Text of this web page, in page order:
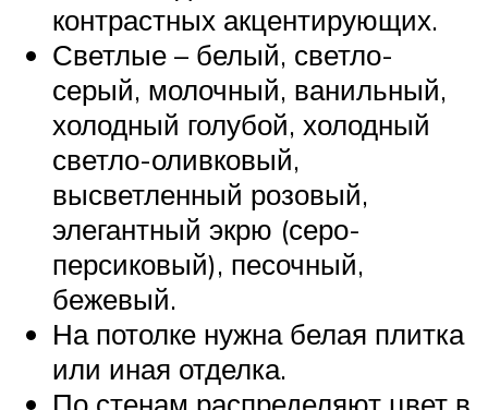
контрастных акцентирующих.
Светлые – белый, светло-
серый, молочный, ванильный,
холодный голубой, холодный
светло-оливковый,
высветленный розовый,
элегантный экрю (серо-
персиковый), песочный,
бежевый.
На потолке нужна белая плитка
или иная отделка.